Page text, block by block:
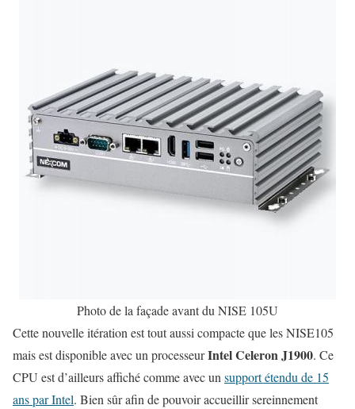
Photo de la façade avant du NISE 105U
Cette nouvelle itération est tout aussi compacte que les NISE105
mais est disponible avec un processeurIntel Celeron J1900. Ce
CPU est d’ailleurs affiché comme avec un support étendu de 15
ans par Intel. Bien sûr afin de pouvoir accueillir sereinnement